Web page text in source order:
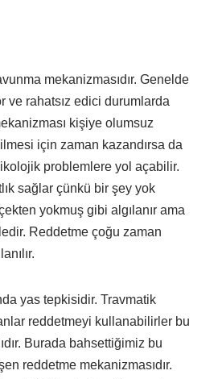
mekanizmasıdır. Genelde
ve rahatsız edici durumlarda
kişiye olumsuz
için zaman kazandırsa da
problemlere yol açabilir.
sağlar çünkü bir şey yok
yokmuş gibi algılanır ama
Reddetme çoğu zaman
yas tepkisidir. Travmatik
reddetmeyi kullanabilirler bu
Burada bahsettiğimiz bu
reddetme mekanizmasıdır.